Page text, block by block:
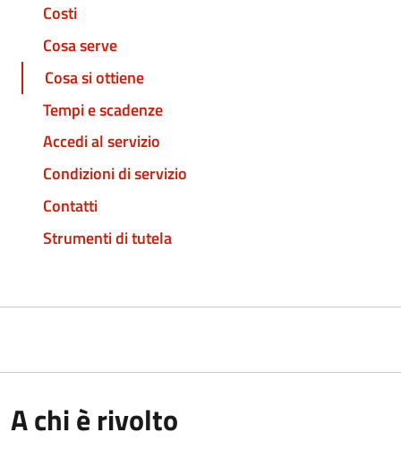
Costi
Cosa serve
Cosa si ottiene
Tempi e scadenze
Accedi al servizio
Condizioni di servizio
Contatti
Strumenti di tutela
A chi è rivolto